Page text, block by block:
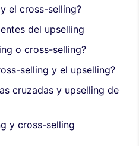
el cross-selling?
del upselling
o cross-selling?
selling y el upselling?
cruzadas y upselling de
y cross-selling